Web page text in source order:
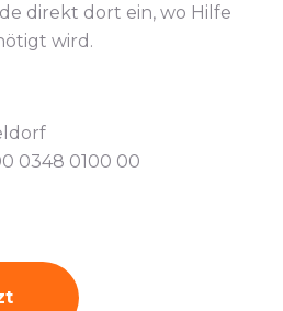
direkt dort ein, wo Hilfe
wird.
0348 0100 00